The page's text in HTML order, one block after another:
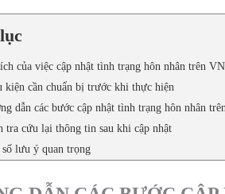
của việc cập nhật tình trạng hôn nhân trên
kiện cần chuẩn bị trước khi thực hiện
dẫn các bước cập nhật tình trạng hôn nhân
tra cứu lại thông tin sau khi cập nhật
lưu ý quan trọng